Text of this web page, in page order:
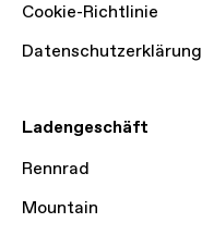
Cookie-Richtlinie
Datenschutzerklärung
Ladengeschäft
Rennrad
Mountain